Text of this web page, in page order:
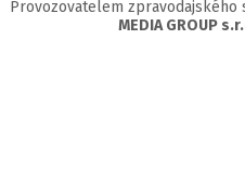
Provozovatelem zpravodajského
MEDIA GROUP